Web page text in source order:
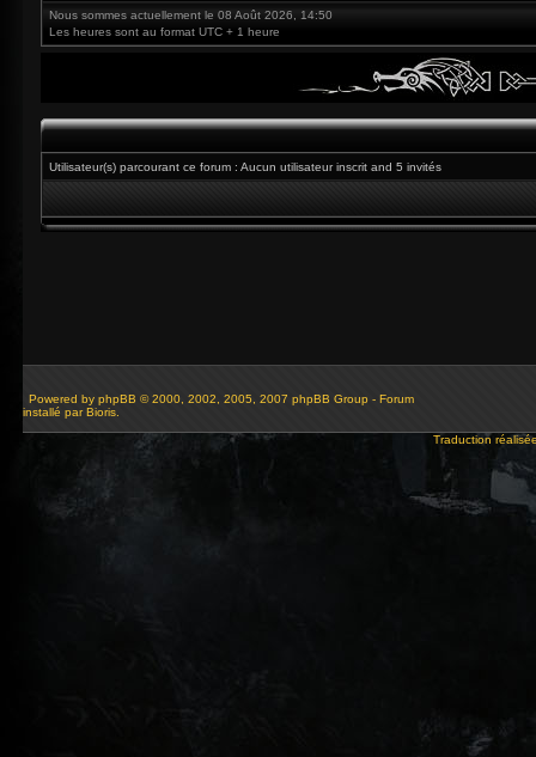
Nous sommes actuellement le 08 Août 2026, 14:50
Les heures sont au format UTC + 1 heure
Utilisateur(s) parcourant ce forum : Aucun utilisateur inscrit and 5 invités
Powered by phpBB © 2000, 2002, 2005, 2007 phpBB Group - Forum
installé par Bioris.
Traduction